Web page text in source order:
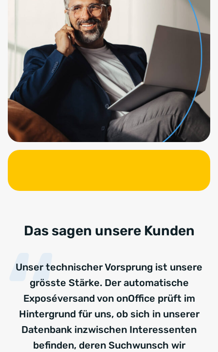
Das sagen unsere Kunden
Unser technischer Vorsprung ist unsere
grösste Stärke. Der automatische
Exposéversand von onOffice prüft im
Hintergrund für uns, ob sich in unserer
Datenbank inzwischen Interessenten
befinden, deren Suchwunsch wir